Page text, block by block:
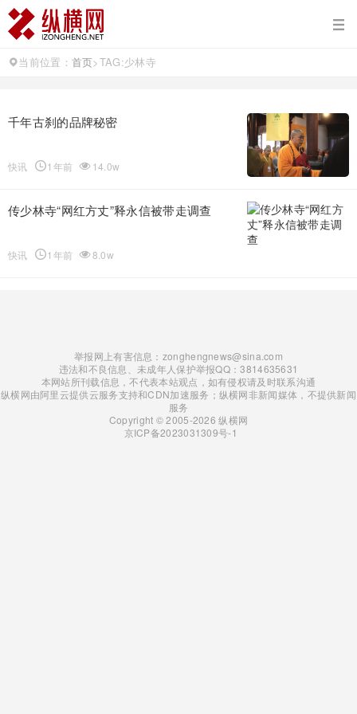
当前位置： 首页>TAG:少林寺
千年古刹的品牌秘密
快讯 1年前 14.0w
传少林寺“网红方丈”释永信被带走调查
快讯 1年前 8.0w
举报网上有害信息：zonghengnews@sina.com
违法和不良信息、未成年人保护举报QQ：3814635631
本网站所刊载信息，不代表本站观点，如有侵权请及时联系沟通
纵横网由阿里云提供云服务支持和CDN加速服务；纵横网非新闻媒体，不提供新闻
服务
Copyright © 2005-2026 纵横网
京ICP备2023031309号-1